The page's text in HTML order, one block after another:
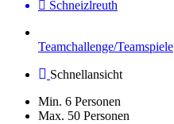
Schneizlreuth
Teamchallenge/Teamspiele
Schnellansicht
Min. 6 Personen
Max. 50 Personen